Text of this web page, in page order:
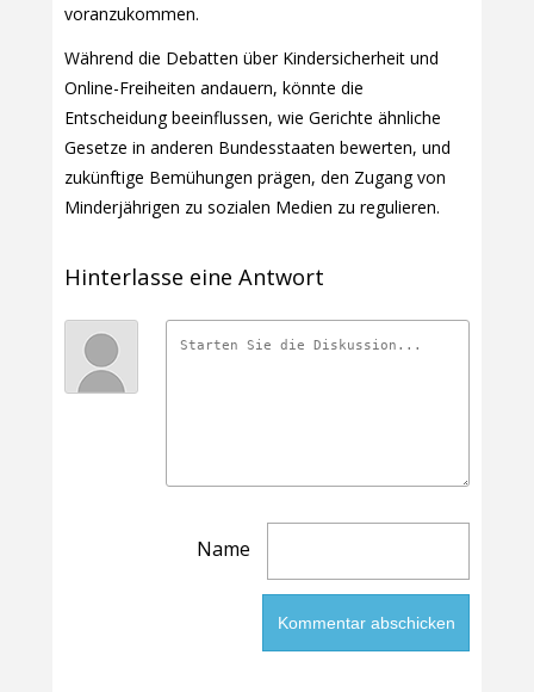
voranzukommen.
Während die Debatten über Kindersicherheit und
Online-Freiheiten andauern, könnte die
Entscheidung beeinflussen, wie Gerichte ähnliche
Gesetze in anderen Bundesstaaten bewerten, und
zukünftige Bemühungen prägen, den Zugang von
Minderjährigen zu sozialen Medien zu regulieren.
Hinterlasse eine Antwort
Name